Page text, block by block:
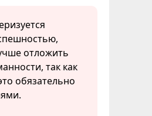
отложить
так как
обязательно